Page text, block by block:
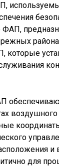
ФАП,
которые
и
для